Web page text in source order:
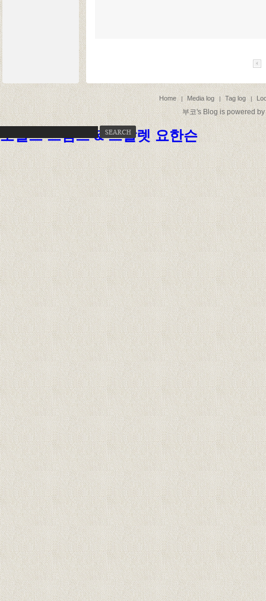
Home | Media log | Tag log |
부코's Blog is powered by
도널드 트럼프 & 스칼렛 요한슨